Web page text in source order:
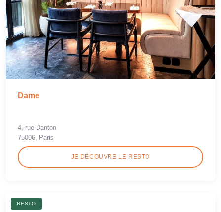
Dame
4, rue Danton
75006, Paris
JE DÉCOUVRE LE RESTO
RESTO